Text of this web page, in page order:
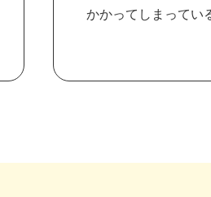
かかってしまってい